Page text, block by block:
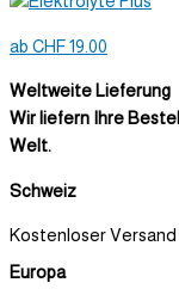
ab CHF 19.00
Weltweite Lieferung
Wir liefern Ihre
Welt.
Schweiz
Kostenloser Versand
Europa